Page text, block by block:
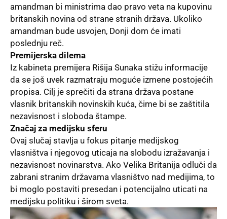
amandman bi ministrima dao pravo veta na kupovinu
britanskih novina od strane stranih država. Ukoliko
amandman bude usvojen, Donji dom će imati
poslednju reč.
Premijerska dilema
Iz kabineta premijera Rišija Sunaka stižu informacije
da se još uvek razmatraju moguće izmene postojećih
propisa. Cilj je sprečiti da strana država postane
vlasnik britanskih novinskih kuća, čime bi se zaštitila
nezavisnost i sloboda štampe.
Značaj za medijsku sferu
Ovaj slučaj stavlja u fokus pitanje medijskog
vlasništva i njegovog uticaja na slobodu izražavanja i
nezavisnost novinarstva. Ako Velika Britanija odluči da
zabrani stranim državama vlasništvo nad medijima, to
bi moglo postaviti presedan i potencijalno uticati na
medijsku politiku i širom sveta.